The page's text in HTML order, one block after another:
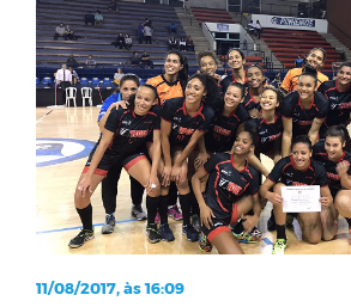
11/08/2017, às 16:09